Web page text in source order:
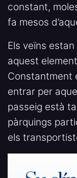
constant,
fa mesos
Els veïns
aquest
Constantment
entrar per
passeig està
pàrquings
els